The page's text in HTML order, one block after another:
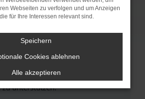
bestimmte Funktionen nicht mehr
an den Webseitenbetreiber.
oben genannten Schritte versucht
uns bitte. Wir werden
schicken, um uns bei der
zu unterstützen:
Webseiten zu verfolgen und um Anzeigen
für Ihre Interessen relevant sind.
Speichern
Cookies ablehnen
Alle akzeptieren